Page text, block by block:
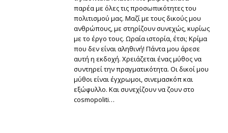
παρέα με όλες τις προσωπικότητες του
πολιτισμού μας. Μαζί με τους δικούς μου
ανθρώπους, με στηρίζουν συνεχώς, κυρίως
με το έργο τους. Ωραία ιστορία, έτσι; Κρίμα
που δεν είναι αληθινή! Πάντα μου άρεσε
αυτή η εκδοχή. Χρειάζεται ένας μύθος να
συντηρεί την πραγματικότητα. Οι δικοί μου
μύθοι είναι έγχρωμοι, σινεμασκόπ και
εξώφυλλο. Και συνεχίζουν να ζουν στο
cosmopoliti…